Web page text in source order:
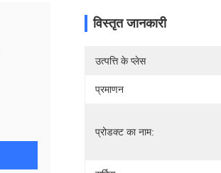
विस्तृत जानकारी
उत्पत्ति के प्लेस
प्रमाणन
प्रोडक्ट का नाम: